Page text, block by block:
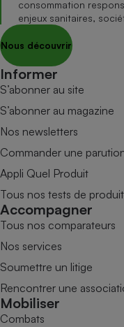
consommation
enjeux sanitaires,
Nous découvrir
Informer
S’abonner au site
S’abonner au magazine
Nos newsletters
Commander une
Appli Quel Produit
Tous nos tests de
Accompagner
Tous nos comparateurs
Nos services
Soumettre un litige
Rencontrer une
Mobiliser
Combats